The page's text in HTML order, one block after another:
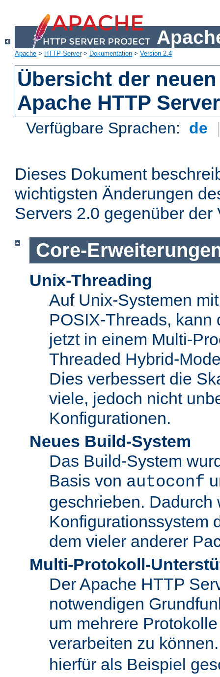
Apache > HTTP-Server> Dokumentation > Version 2.4
Übersicht der
Apache HTTP
Verfügbare Sprachen: de
Dieses Dokument
wichtigsten Änderungen
Servers 2.0 gegenüber der
Core-
Unix-Threading
Auf Unix-Systemen
POSIX-Threads, kann
jetzt in einem Multi-
Threaded Hybrid-
Dies verbessert die
viele, jedoch nicht
Konfigurationen.
Neues Build-System
Das Build-System
Basis von autoconf
geschrieben. Dadurch
Konfigurationssystem
dem vieler anderer
Multi-Protokoll-
Der Apache HTTP
notwendigen
um mehrere
verarbeiten zu
hierfür als Beispiel